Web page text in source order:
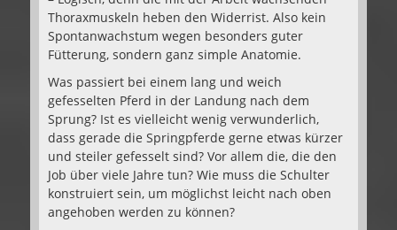
Thoraxmuskeln heben den Widerrist. Also kein
Spontanwachstum wegen besonders guter
Fütterung, sondern ganz simple Anatomie.
Was passiert bei einem lang und weich
gefesselten Pferd in der Landung nach dem
Sprung? Ist es vielleicht wenig verwunderlich,
dass gerade die Springpferde gerne etwas kürzer
und steiler gefesselt sind? Vor allem die, die den
Job über viele Jahre tun? Wie muss die Schulter
konstruiert sein, um möglichst leicht nach oben
angehoben werden zu können?